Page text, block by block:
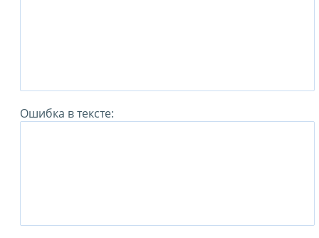
Ошибка в тексте: